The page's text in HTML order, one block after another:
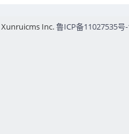
Inc.鲁ICP备11027535号